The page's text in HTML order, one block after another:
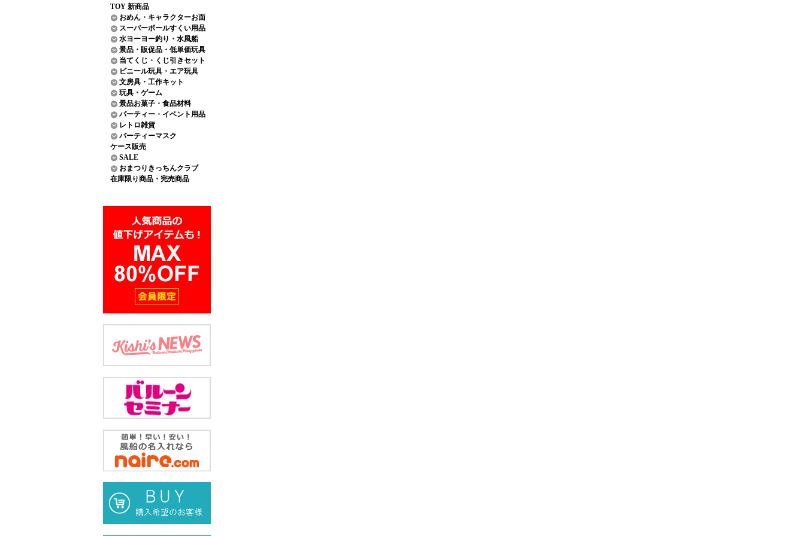
TOY 新商品
おめん・キャラクターお面
スーパーボールすくい用品
水ヨーヨー釣り・水風船
景品・販促品・低単価玩具
当てくじ・くじ引きセット
ビニール玩具・エア玩具
文房具・工作キット
玩具・ゲーム
景品お菓子・食品材料
パーティー・イベント用品
レトロ雑貨
パーティーマスク
ケース販売
SALE
おまつりきっちんクラブ
在庫限り商品・完売商品